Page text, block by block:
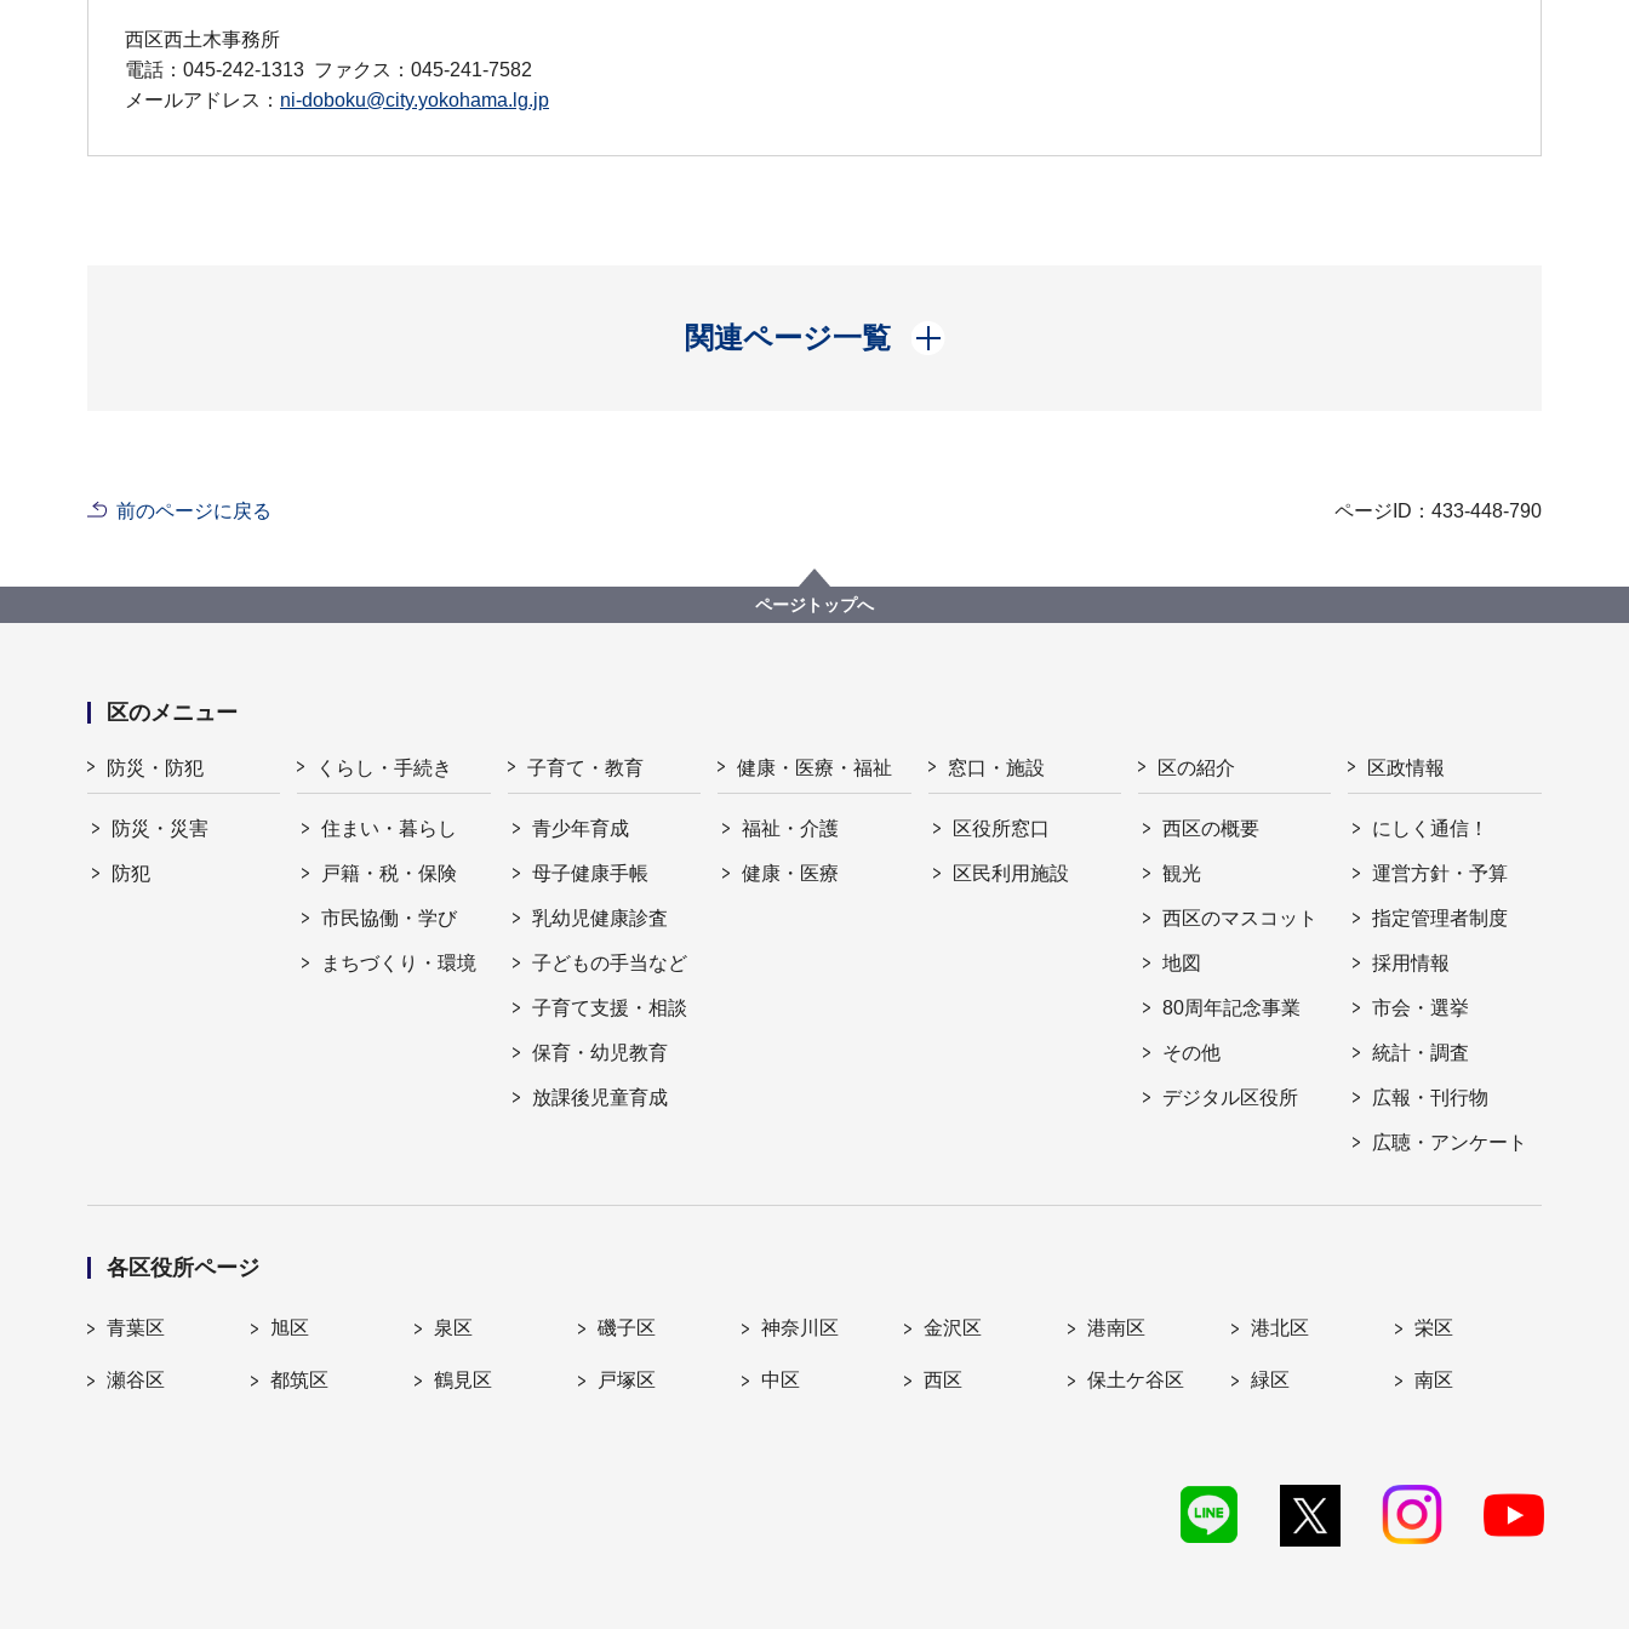
西区西土木事務所
電話：045-242-1313 ファクス：045-241-7582
メールアドレス： ni-doboku@city.yokohama.lg.jp
関連ページ一覧
開く
前のページに戻る ページID：433-448-790
ページトップへ
区のメニュー
防災・防犯
防災・災害
防犯
くらし・手続き
住まい・暮らし
戸籍・税・保険
市民協働・学び
まちづくり・環境
子育て・教育
青少年育成
母子健康手帳
乳幼児健康診査
子どもの手当など
子育て支援・相談
保育・幼児教育
放課後児童育成
健康・医療・福祉
福祉・介護
健康・医療
窓口・施設
区役所窓口
区民利用施設
区の紹介
西区の概要
観光
西区のマスコット
地図
80周年記念事業
その他
デジタル区役所
区政情報
にしく通信！
運営方針・予算
指定管理者制度
採用情報
市会・選挙
統計・調査
広報・刊行物
広聴・アンケート
各区役所ページ
青葉区 旭区 泉区 磯子区 神奈川区 金沢区 港南区 港北区 栄区
瀬谷区 都筑区 鶴見区 戸塚区 中区 西区 保土ケ谷区 緑区 南区